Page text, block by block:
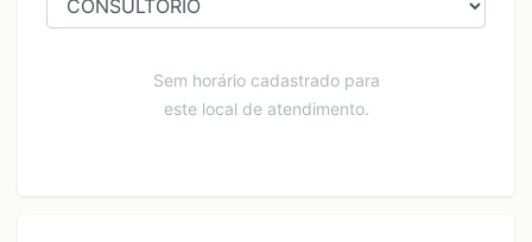
Sem horário cadastrado para
este local de atendimento.